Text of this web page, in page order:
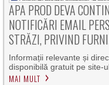
APA PROD DEVA
NOTIFICĂRI EMAIL
STRĂZI, PRIVIND
Informații relevante și
disponibilă gratuit pe site-
MAI MULT